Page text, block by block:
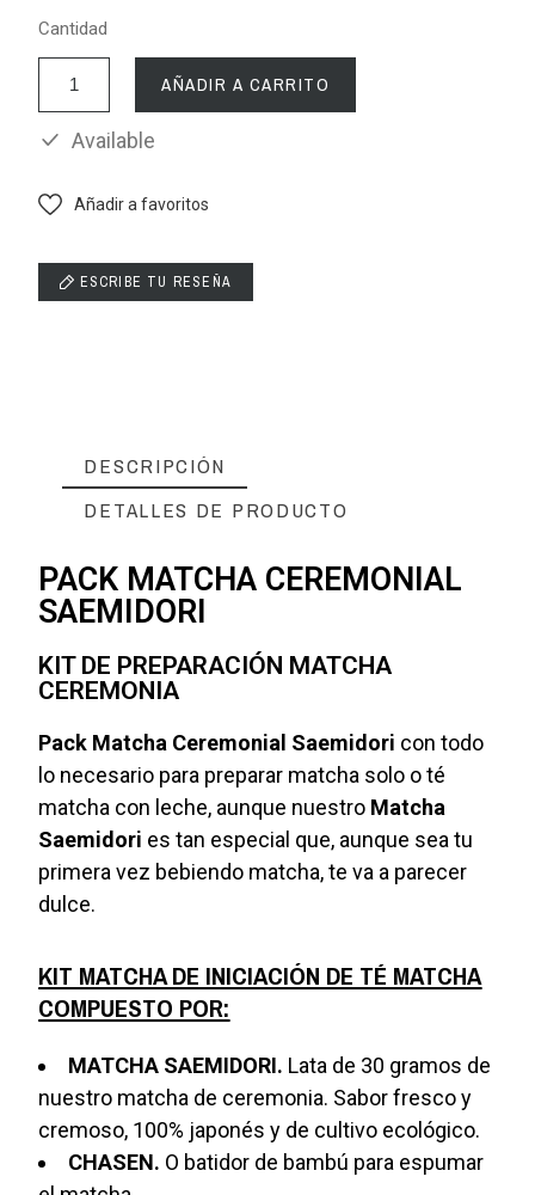
Cantidad
AÑADIR A CARRITO
Available
Añadir a favoritos
ESCRIBE TU RESEÑA
DESCRIPCIÓN
DETALLES DE PRODUCTO
PACK MATCHA CEREMONIAL
SAEMIDORI
KIT DE PREPARACIÓN MATCHA
CEREMONIA
Pack Matcha Ceremonial Saemidori con todo
lo necesario para preparar matcha solo o té
matcha con leche, aunque nuestro Matcha
Saemidori es tan especial que, aunque sea tu
primera vez bebiendo matcha, te va a parecer
dulce.
KIT MATCHA DE INICIACIÓN DE TÉ MATCHA
COMPUESTO POR:
MATCHA SAEMIDORI. Lata de 30 gramos de
nuestro matcha de ceremonia. Sabor fresco y
cremoso, 100% japonés y de cultivo ecológico.
CHASEN. O batidor de bambú para espumar